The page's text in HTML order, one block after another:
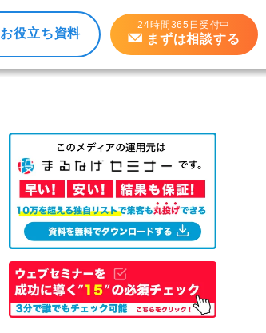
お役立ち資料
24時間365日受付中
まずは相談する